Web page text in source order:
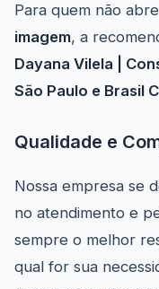
Para quem não
imagem, a
Dayana Vilela |
São Paulo e Brasil
Qualidade e
Nossa empresa se
no atendimento e
sempre o melhor
qual for sua